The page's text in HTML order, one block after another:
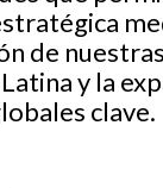
de
y la
clave.